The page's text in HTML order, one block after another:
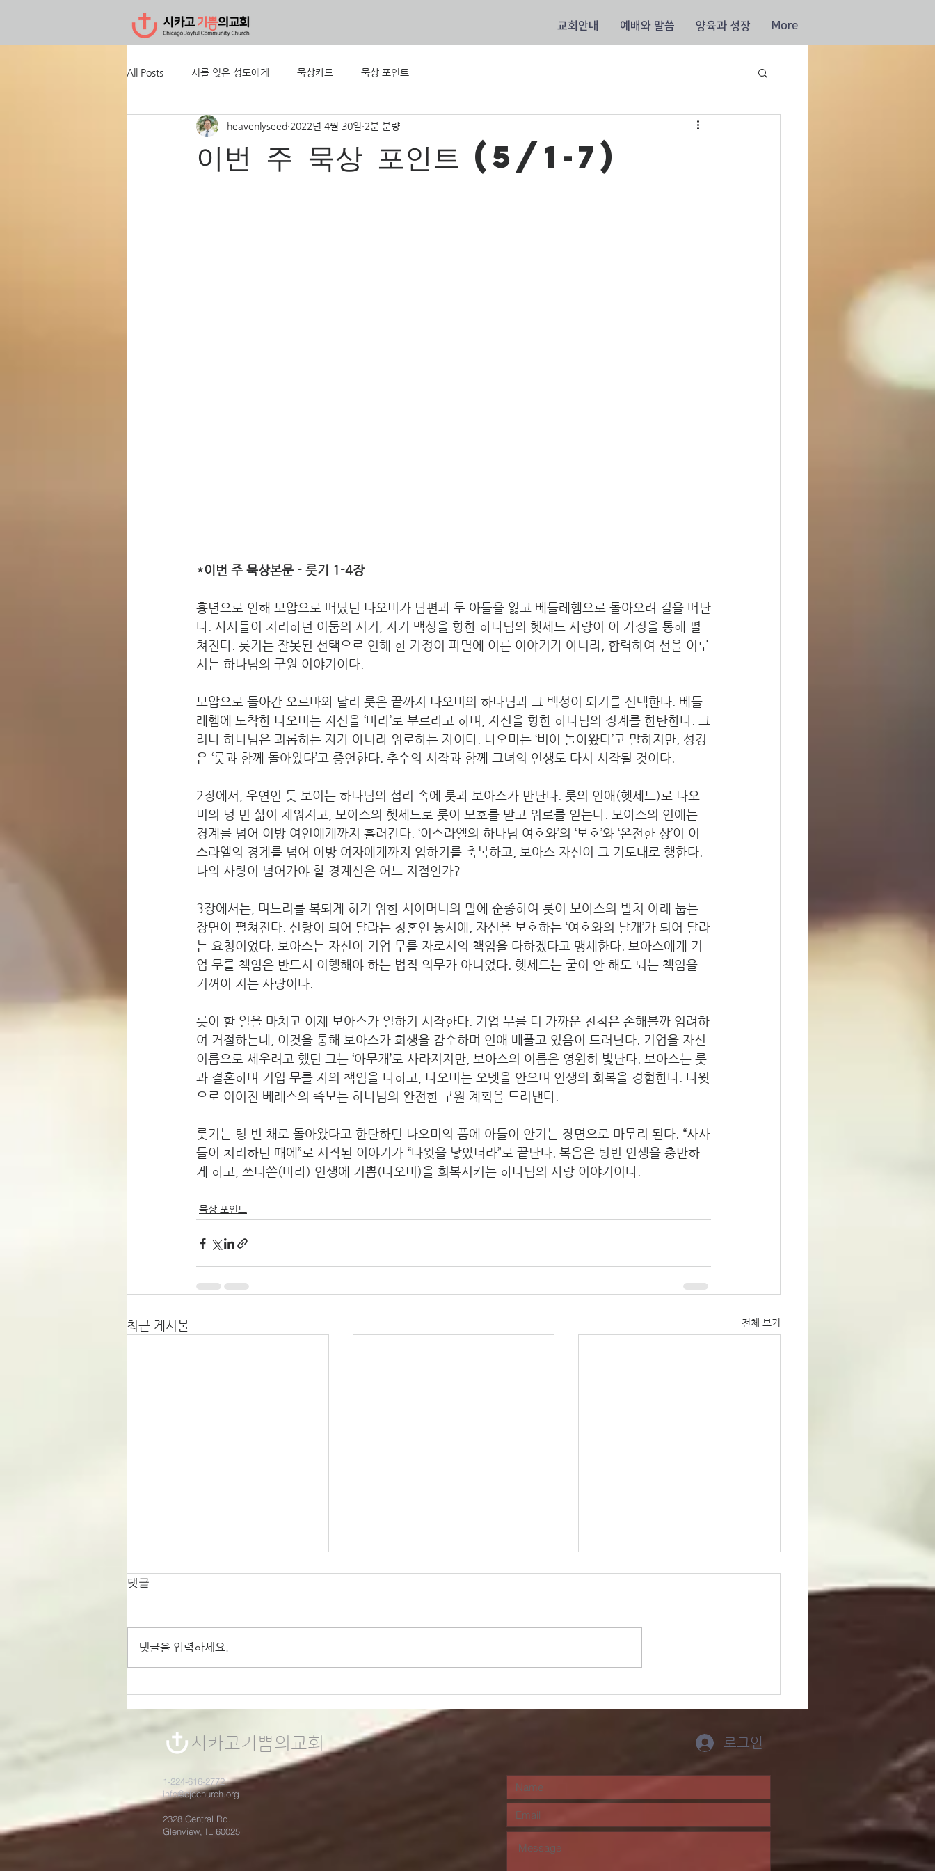
교회안내 예배와 말씀 양육과 성장 More
All Posts 시를 잊은 성도에게 묵상카드 묵상 포인트
이번 주 묵상 포인트 (5/1-7)
heavenlyseed 2022년 4월 30일 2분 분량
*이번 주 묵상본문 - 룻기 1-4장
흉년으로 인해 모압으로 떠났던 나오미가 남편과 두 아들을 잃고 베들레헴으로 돌아오려 길을 떠난
다. 사사들이 치리하던 어둠의 시기, 자기 백성을 향한 하나님의 헷세드 사랑이 이 가정을 통해 펼
쳐진다. 룻기는 잘못된 선택으로 인해 한 가정이 파멸에 이른 이야기가 아니라, 합력하여 선을 이루
시는 하나님의 구원 이야기이다.
모압으로 돌아간 오르바와 달리 룻은 끝까지 나오미의 하나님과 그 백성이 되기를 선택한다. 베들
레헴에 도착한 나오미는 자신을 ‘마라’로 부르라고 하며, 자신을 향한 하나님의 징계를 한탄한다. 그
러나 하나님은 괴롭히는 자가 아니라 위로하는 자이다. 나오미는 ‘비어 돌아왔다’고 말하지만, 성경
은 ‘룻과 함께 돌아왔다’고 증언한다. 추수의 시작과 함께 그녀의 인생도 다시 시작될 것이다.
2장에서, 우연인 듯 보이는 하나님의 섭리 속에 룻과 보아스가 만난다. 룻의 인애(헷세드)로 나오
미의 텅 빈 삶이 채워지고, 보아스의 헷세드로 룻이 보호를 받고 위로를 얻는다. 보아스의 인애는
경계를 넘어 이방 여인에게까지 흘러간다. ‘이스라엘의 하나님 여호와’의 ‘보호’와 ‘온전한 상’이 이
스라엘의 경계를 넘어 이방 여자에게까지 임하기를 축복하고, 보아스 자신이 그 기도대로 행한다.
나의 사랑이 넘어가야 할 경계선은 어느 지점인가?
3장에서는, 며느리를 복되게 하기 위한 시어머니의 말에 순종하여 룻이 보아스의 발치 아래 눕는
장면이 펼쳐진다. 신랑이 되어 달라는 청혼인 동시에, 자신을 보호하는 ‘여호와의 날개’가 되어 달라
는 요청이었다. 보아스는 자신이 기업 무를 자로서의 책임을 다하겠다고 맹세한다. 보아스에게 기
업 무를 책임은 반드시 이행해야 하는 법적 의무가 아니었다. 헷세드는 굳이 안 해도 되는 책임을
기꺼이 지는 사랑이다.
룻이 할 일을 마치고 이제 보아스가 일하기 시작한다. 기업 무를 더 가까운 친척은 손해볼까 염려하
여 거절하는데, 이것을 통해 보아스가 희생을 감수하며 인애 베풀고 있음이 드러난다. 기업을 자신
이름으로 세우려고 했던 그는 ‘아무개’로 사라지지만, 보아스의 이름은 영원히 빛난다. 보아스는 룻
과 결혼하며 기업 무를 자의 책임을 다하고, 나오미는 오벳을 안으며 인생의 회복을 경험한다. 다윗
으로 이어진 베레스의 족보는 하나님의 완전한 구원 계획을 드러낸다.
룻기는 텅 빈 채로 돌아왔다고 한탄하던 나오미의 품에 아들이 안기는 장면으로 마무리 된다. “사사
들이 치리하던 때에”로 시작된 이야기가 “다윗을 낳았더라”로 끝난다. 복음은 텅빈 인생을 충만하
게 하고, 쓰디쓴(마라) 인생에 기쁨(나오미)을 회복시키는 하나님의 사랑 이야기이다.
묵상 포인트
최근 게시물 전체 보기
이번 주 묵상포인트
(12/28-31)
이번 주 묵상포인트
(12/21-27)
이번 주 묵상포인트
(12/14-21)
댓글
댓글을 입력하세요.
시카고기쁨의​교회
1-224-616-2772
info@cjcchurch.org
2328 Central Rd.
Glenview, IL 60025
로그인